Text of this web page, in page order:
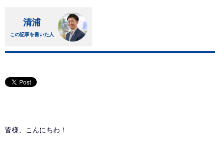
清浦
この記事を書いた人
皆様、こんにちわ！